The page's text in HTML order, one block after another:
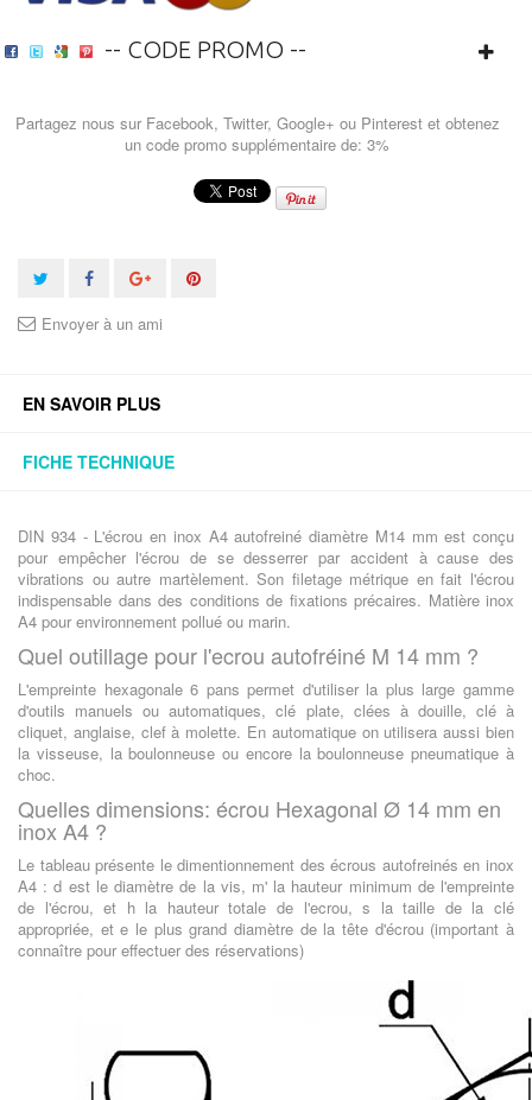
-- CODE PROMO --
Partagez nous sur Facebook, Twitter, Google+ ou Pinterest et obtenez
un code promo supplémentaire de: 3%
Envoyer à un ami
EN SAVOIR PLUS
FICHE TECHNIQUE
DIN 934 - L'écrou en inox A4 autofreiné diamètre M14 mm est conçu
pour empêcher l'écrou de se desserrer par accident à cause des
vibrations ou autre martèlement. Son filetage métrique en fait l'écrou
indispensable dans des conditions de fixations précaires. Matière inox
A4 pour environnement pollué ou marin.
Quel outillage pour l'ecrou autofréiné M 14 mm ?
L'empreinte hexagonale 6 pans permet d'utiliser la plus large gamme
d'outils manuels ou automatiques, clé plate, clées à douille, clé à
cliquet, anglaise, clef à molette. En automatique on utilisera aussi bien
la visseuse, la boulonneuse ou encore la boulonneuse pneumatique à
choc.
Quelles dimensions: écrou Hexagonal Ø 14 mm en
inox A4 ?
Le tableau présente le dimentionnement des écrous autofreinés en inox
A4 : d est le diamètre de la vis, m' la hauteur minimum de l'empreinte
de l'écrou, et h la hauteur totale de l'ecrou, s la taille de la clé
appropriée, et e le plus grand diamètre de la tête d'écrou (important à
connaître pour effectuer des réservations)